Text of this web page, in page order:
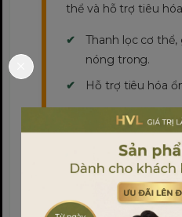
thể và hỗ trợ tiêu
Thanh lọc cơ
nóng trong.
Hỗ trợ tiêu hóa